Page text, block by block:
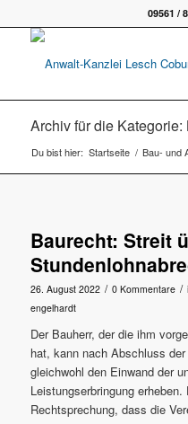
09561 /
Archiv für die
Du bist hier: Startseite / Bau- und
Baurecht: Streit
26. August 2022 / 0 Kommentare /
engelhardt
Der Bauherr, der die ihm
hat, kann nach Abschluss
gleichwohl den Einwand der
Leistungserbringung
Rechtsprechung, dass die